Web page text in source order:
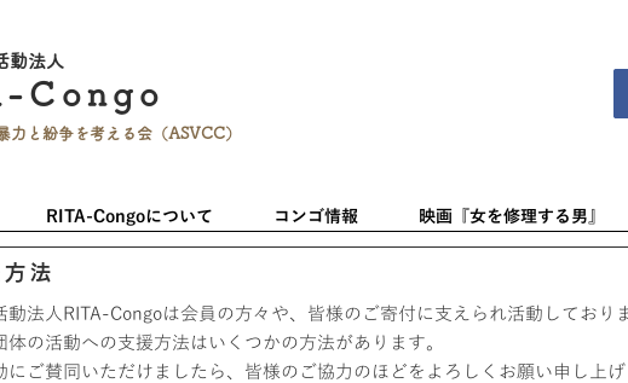
動法人
Congo
力と 紛争を考える会（ASVCC）
RITA-Congoについて コンゴ情報 映画『女を修理する男』
法
動法人RITA-Congoは会員の方々や、皆様のご寄付に支えられ活動しており
体の活動への支援方法はいくつかの方法があります。
にご賛同いただけましたら、皆様のご協力のほどをよろしくお願い申し上げ